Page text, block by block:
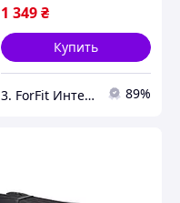
1 349₴
Купить
3. ForFit Интернет-магазин спортивных товаров 89%